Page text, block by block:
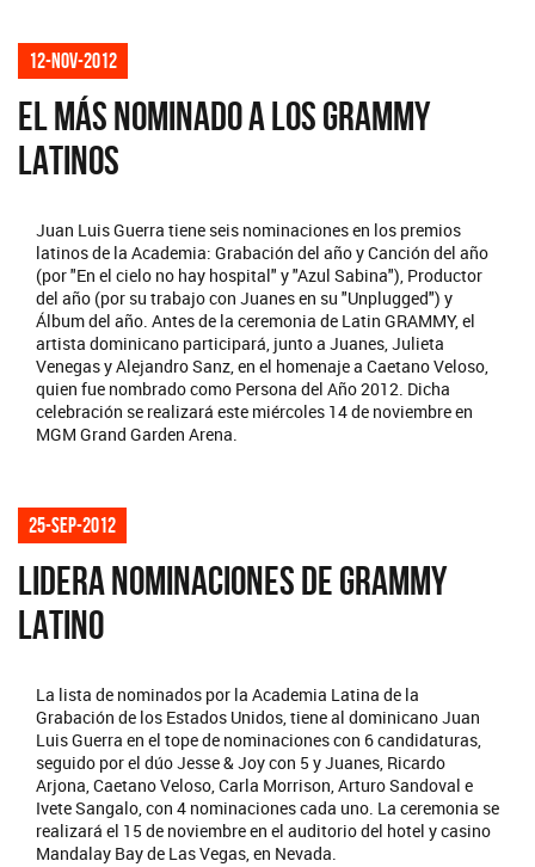
12-nov-2012
EL MÁS NOMINADO A LOS GRAMMY
LATINOS
Juan Luis Guerra tiene seis nominaciones en los premios
latinos de la Academia: Grabación del año y Canción del año
(por "En el cielo no hay hospital" y "Azul Sabina"), Productor
del año (por su trabajo con Juanes en su "Unplugged") y
Álbum del año. Antes de la ceremonia de Latin GRAMMY, el
artista dominicano participará, junto a Juanes, Julieta
Venegas y Alejandro Sanz, en el homenaje a Caetano Veloso,
quien fue nombrado como Persona del Año 2012. Dicha
celebración se realizará este miércoles 14 de noviembre en
MGM Grand Garden Arena.
25-sep-2012
LIDERA NOMINACIONES DE GRAMMY
LATINO
La lista de nominados por la Academia Latina de la
Grabación de los Estados Unidos, tiene al dominicano Juan
Luis Guerra en el tope de nominaciones con 6 candidaturas,
seguido por el dúo Jesse & Joy con 5 y Juanes, Ricardo
Arjona, Caetano Veloso, Carla Morrison, Arturo Sandoval e
Ivete Sangalo, con 4 nominaciones cada uno. La ceremonia se
realizará el 15 de noviembre en el auditorio del hotel y casino
Mandalay Bay de Las Vegas, en Nevada.